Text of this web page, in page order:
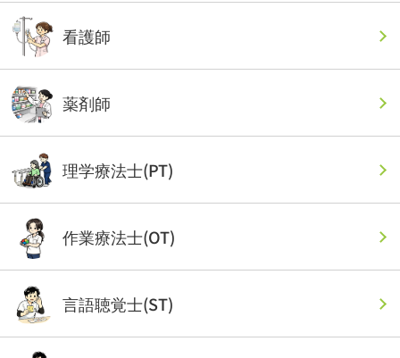
看護師
薬剤師
理学療法士(PT)
作業療法士(OT)
言語聴覚士(ST)